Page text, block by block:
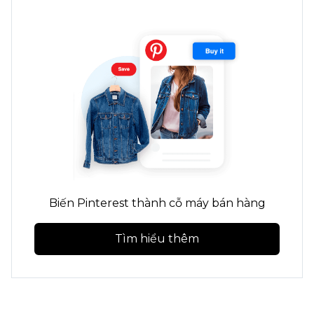
Biến Pinterest thành cỗ máy bán hàng
Tìm hiểu thêm